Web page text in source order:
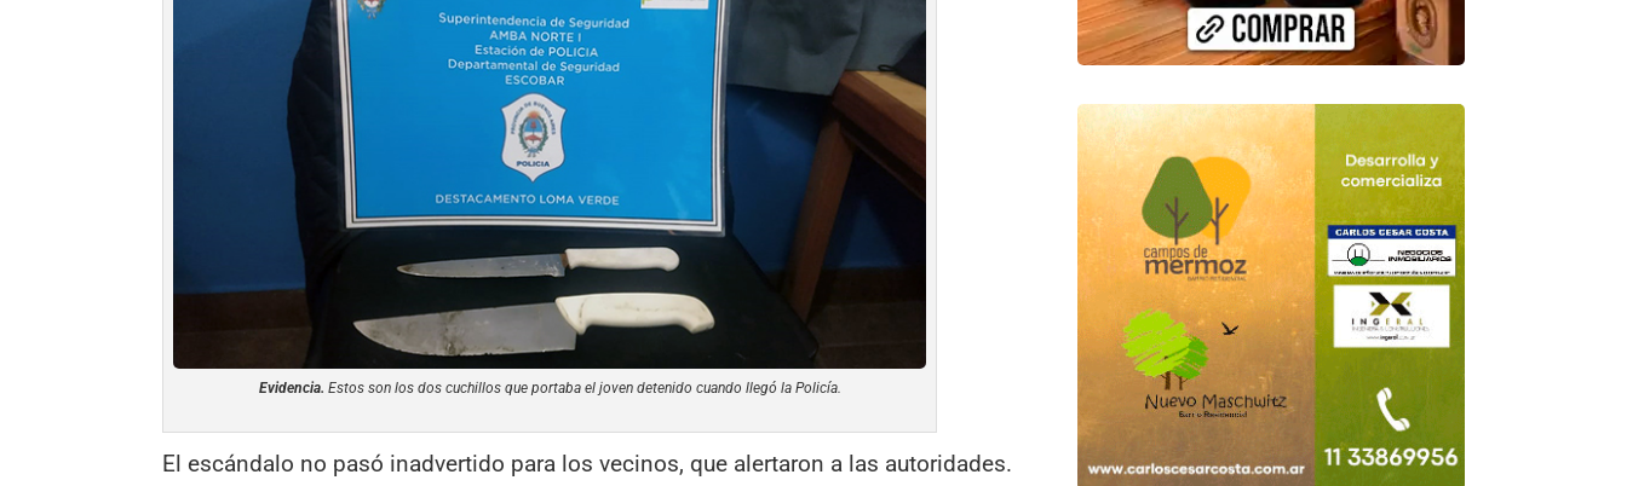
Evidencia. Estos son los dos cuchillos que portaba el joven detenido cuando llegó la Policía.
El escándalo no pasó inadvertido para los vecinos, que alertaron a las autoridades.